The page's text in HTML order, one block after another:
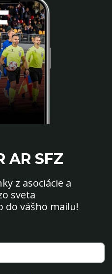
AR SFZ
z asociácie a
sveta
do vášho mailu!